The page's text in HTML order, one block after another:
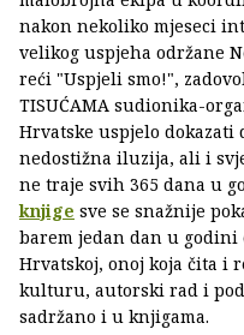
nakon nekoliko mjeseci
velikog uspjeha održane
reći "Uspjeli smo!",
TISUĆAMA sudionika-
Hrvatske uspjelo dokazati
nedostižna iluzija, ali i
ne traje svih 365 dana u
knjige sve se snažnije
barem jedan dan u
Hrvatskoj, onoj koja čita i
kulturu, autorski rad i
sadržano i u knjigama.